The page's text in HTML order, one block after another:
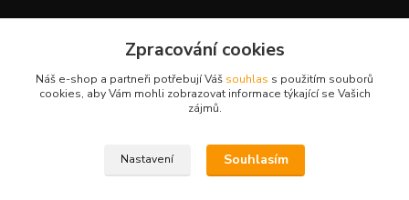
+420774877333
obchod@zipsy.cz
Zpracování cookies
Náš e-shop a partneři potřebují Váš souhlas s použitím souborů
cookies, aby Vám mohli zobrazovat informace týkající se Vašich
zájmů.
Nastavení Souhlasím